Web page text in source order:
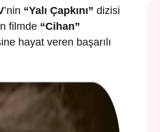
’nin “Yalı Çapkını” dizisi
filmde “Cihan”
hayat veren başarılı